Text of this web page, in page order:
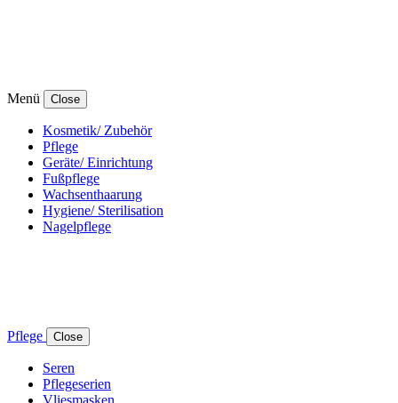
Menü Close
Kosmetik/ Zubehör
Pflege
Geräte/ Einrichtung
Fußpflege
Wachsenthaarung
Hygiene/ Sterilisation
Nagelpflege
Pflege Close
Seren
Pflegeserien
Vliesmasken